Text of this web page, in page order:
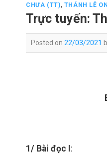
CHƯA (TT), THÁNH LỄ
Trực tuyến:
Posted on 22/03/2021
1/ Bài đọc I: